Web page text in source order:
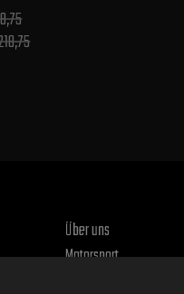
Über uns
Motorsport